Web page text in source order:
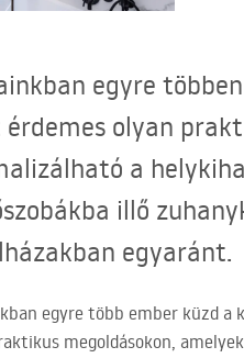
egyre
érdemes olyan
a
illő
egyaránt.
egyre több ember küzd a
megoldásokon,